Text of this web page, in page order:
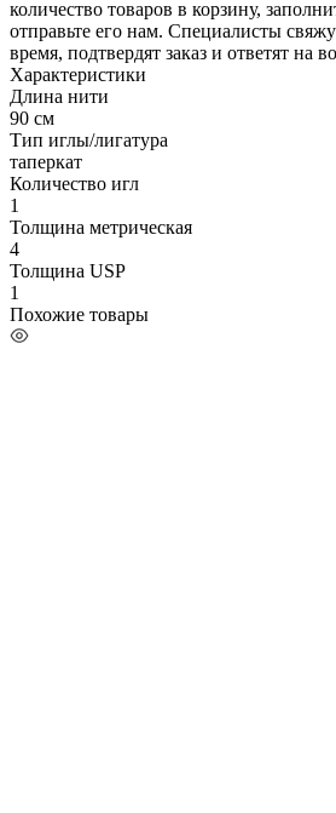
количество товаров в корзину,
отправьте его нам. Специалисты
время, подтвердят заказ и ответят на
Характеристики
Длина нити
90 см
Тип иглы/лигатура
таперкат
Количество игл
1
Толщина метрическая
4
Толщина USP
1
Похожие товары